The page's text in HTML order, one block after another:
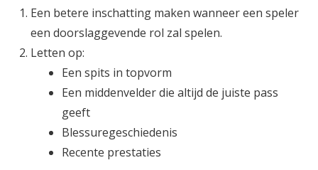
Een betere inschatting maken wanneer een speler
een doorslaggevende rol zal spelen.
Letten op:
Een spits in topvorm
Een middenvelder die altijd de juiste pass
geeft
Blessuregeschiedenis
Recente prestaties